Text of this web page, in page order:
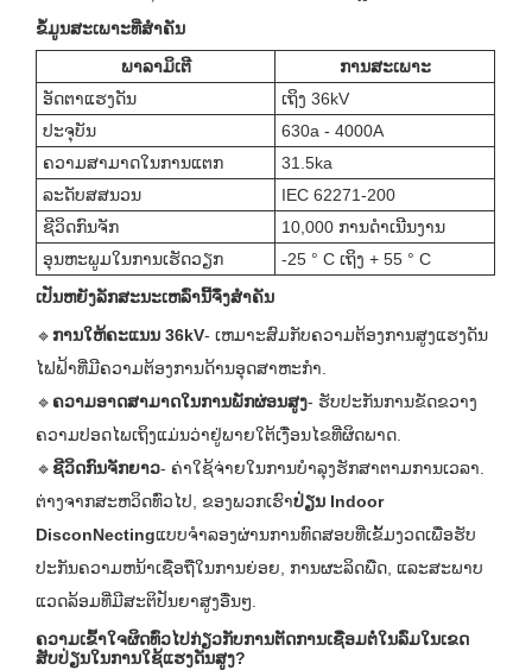
ຂໍ້ມູນສະເພາະທີ່ສໍາຄັນ
ພາລາມິເຕີ
ການສະເພາະ
ອັດຕາແຮງດັນ
ເຖິງ 36kV
ປະຈຸບັນ
630a - 4000A
ຄວາມສາມາດໃນການແຕກ
31.5ka
ລະດັບສສນວນ
IEC 62271-200
ຊີວິດກົນຈັກ
10,000 ການດໍາເນີນງານ
ອຸນຫະພູມໃນການເຮັດວຽກ
-25 ° C ເຖິງ + 55 ° C
ເປັນຫຍັງລັກສະນະເຫລົ່ານີ້ຈຶ່ງສໍາຄັນ
🔹 ການໃຫ້ຄະແນນ 36kV- ເຫມາະສົມກັບຄວາມຕ້ອງການສູງແຮງດັນ
ໄຟຟ້າທີ່ມີຄວາມຕ້ອງການດ້ານອຸດສາຫະກໍາ.
🔹 ຄວາມອາດສາມາດໃນການພັກຜ່ອນສູງ- ຮັບປະກັນການຂັດຂວາງ
ຄວາມປອດໄພເຖິງແມ່ນວ່າຢູ່ພາຍໃຕ້ເງື່ອນໄຂທີ່ຜິດພາດ.
🔹 ຊີວິດກົນຈັກຍາວ- ຄ່າໃຊ້ຈ່າຍໃນການບໍາລຸງຮັກສາຕາມການເວລາ.
ຕ່າງຈາກສະຫວິດທົ່ວໄປ, ຂອງພວກເຮົາປ່ຽນ Indoor
DisconNectingແບບຈໍາລອງຜ່ານການທົດສອບທີ່ເຂັ້ມງວດເພື່ອຮັບ
ປະກັນຄວາມຫນ້າເຊື່ອຖືໃນການຍ່ອຍ, ການຜະລິດພືດ, ແລະສະພາບ
ແວດລ້ອມທີ່ມີສະຕິປັນຍາສູງອື່ນໆ.
ຄວາມເຂົ້າໃຈຜິດທົ່ວໄປກ່ຽວກັບການຕັດການເຊື່ອມຕໍ່ໃນລົ່ມໃນເຂດ
ສັບປ່ຽນໃນການໃຊ້ແຮງດັນສູງ?